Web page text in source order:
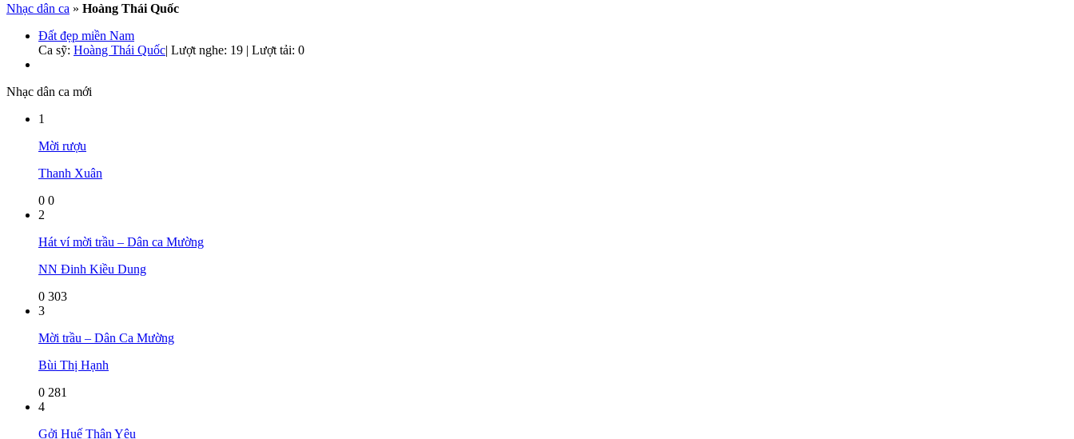
Nhạc dân ca » Hoàng Thái Quốc
Đất đẹp miền Nam
Ca sỹ: Hoàng Thái Quốc| Lượt nghe: 19 | Lượt tải: 0
Nhạc dân ca mới
1
Mời rượu
Thanh Xuân
0 0
2
Hát ví mời trầu – Dân ca Mường
NN Đinh Kiều Dung
0 303
3
Mời trầu – Dân Ca Mường
Bùi Thị Hạnh
0 281
4
Gởi Huế Thân Yêu